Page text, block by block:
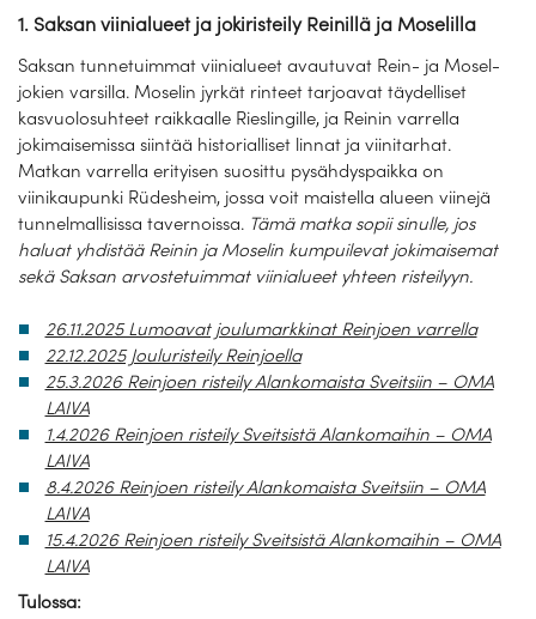
1. Saksan viinialueet ja jokiristeily Reinillä ja Moselilla
Saksan tunnetuimmat viinialueet avautuvat Rein- ja Mosel-
jokien varsilla. Moselin jyrkät rinteet tarjoavat täydelliset
kasvuolosuhteet raikkaalle Rieslingille, ja Reinin varrella
jokimaisemissa siintää historialliset linnat ja viinitarhat.
Matkan varrella erityisen suosittu pysähdyspaikka on
viinikaupunki Rüdesheim, jossa voit maistella alueen viinejä
tunnelmallisissa tavernoissa. Tämä matka sopii sinulle, jos
haluat yhdistää Reinin ja Moselin kumpuilevat jokimaisemat
sekä Saksan arvostetuimmat viinialueet yhteen risteilyyn.
26.11.2025 Lumoavat joulumarkkinat Reinjoen varrella
22.12.2025 Jouluristeily Reinjoella
25.3.2026 Reinjoen risteily Alankomaista Sveitsiin – OMA
LAIVA
1.4.2026 Reinjoen risteily Sveitsistä Alankomaihin – OMA
LAIVA
8.4.2026 Reinjoen risteily Alankomaista Sveitsiin – OMA
LAIVA
15.4.2026 Reinjoen risteily Sveitsistä Alankomaihin – OMA
LAIVA
Tulossa: